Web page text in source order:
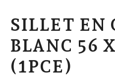
SILLET EN
BLANC 56
(1PCE)